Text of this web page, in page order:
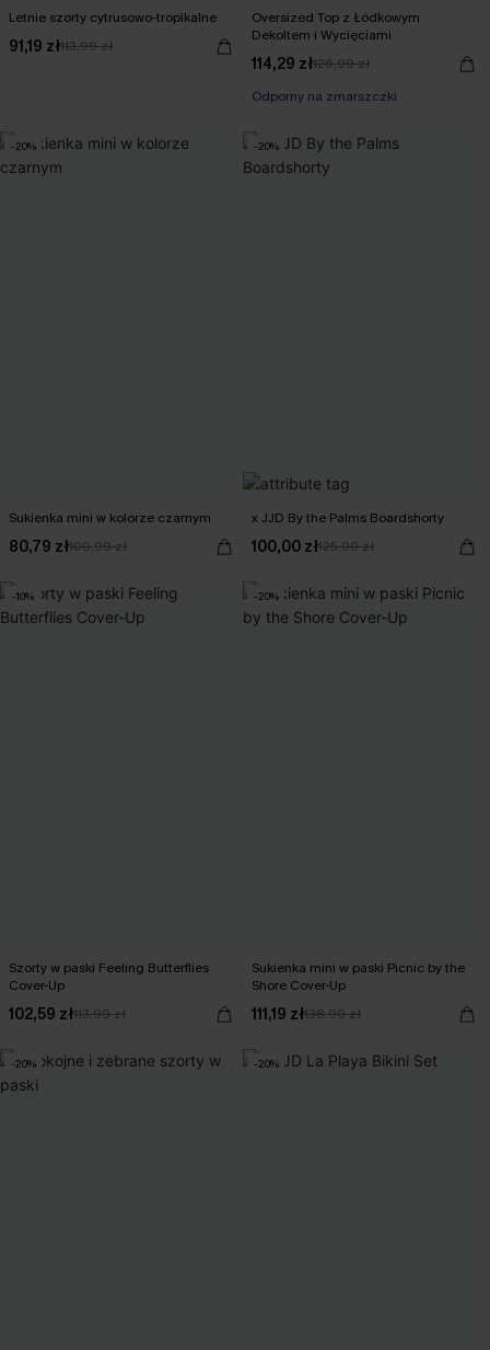
Letnie szorty cytrusowo-tropikalne
91,19 zł113,99 zł
Oversized Top z Łódkowym
Dekoltem i Wycięciami
114,29 zł126,99 zł
Odporny na zmarszczki
-20%
Sukienka mini w kolorze czarnym
80,79 zł100,99 zł
-20%
x JJD By the Palms Boardshorty
100,00 zł125,00 zł
-10%
Szorty w paski Feeling Butterflies
Cover-Up
102,59 zł113,99 zł
-20%
Sukienka mini w paski Picnic by the
Shore Cover-Up
111,19 zł138,99 zł
-20% -20%